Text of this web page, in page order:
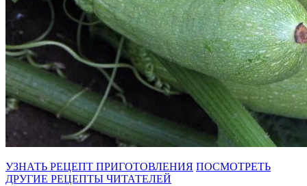
УЗНАТЬ РЕЦЕПТ ПРИГОТОВЛЕНИЯ ПОСМОТРЕТЬ
ДРУГИЕ РЕЦЕПТЫ ЧИТАТЕЛЕЙ